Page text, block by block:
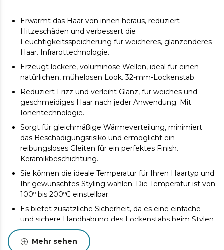
Erwärmt das Haar von innen heraus, reduziert
Hitzeschäden und verbessert die
Feuchtigkeitsspeicherung für weicheres, glänzenderes
Haar. Infrarottechnologie.
Erzeugt lockere, voluminöse Wellen, ideal für einen
natürlichen, mühelosen Look. 32-mm-Lockenstab.
Reduziert Frizz und verleiht Glanz, für weiches und
geschmeidiges Haar nach jeder Anwendung. Mit
Ionentechnologie.
Sorgt für gleichmäßige Wärmeverteilung, minimiert
das Beschädigungsrisiko und ermöglicht ein
reibungsloses Gleiten für ein perfektes Finish.
Keramikbeschichtung.
Sie können die ideale Temperatur für Ihren Haartyp und
Ihr gewünschtes Styling wählen. Die Temperatur ist von
100º bis 200ºC einstellbar.
Es bietet zusätzliche Sicherheit, da es eine einfache
und sichere Handhabung des Lockenstabs beim Stylen
der Haare ermöglicht. Cooler Tipp.
Gewährleistet, dass die gewählten Einstellungen
Mehr sehen